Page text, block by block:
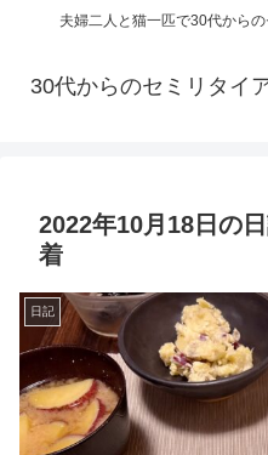
夫婦二人と猫一匹で30代から
30代からのセミリタイ
2022年10月18日の
着
日記